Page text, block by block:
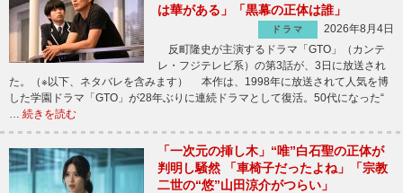
は華がある」「黒幕の正体は誰」
ドラマ
2026年8月4日
反町隆史が主演するドラマ「GTO」（カンテ
レ・フジテレビ系）の第3話が、3日に放送され
た。（※以下、ネタバレを含みます） 本作は、1998年に放送されて人気を博
した学園ドラマ「GTO」が28年ぶりに連続ドラマとして復活。50代になった“
… 続きを読む
「一次元の挿し木」“唯”白石聖の正体が
判明し騒然 「車椅子だったよね」「宗教
二世の“悠”山田涼介がつらい」